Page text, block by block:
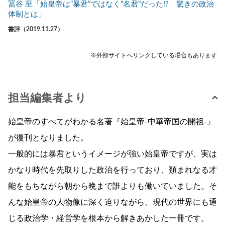
冨谷 至「始皇帝は“暴君”ではなく“名君”だった!? 驚きの政治
体制とは」
書評（2019.11.27）
※外部サイトへリンクしている場合もあります
担当編集者より
始皇帝のすべてがわかる名著『始皇帝-中華帝国の開祖-』
が復刊となりました。
一般的には暴君というイメージが強い始皇帝ですが、実は
かなり時代を先取りした政治を行っており、類まれなる才
能をもちながら朝から晩まで誰よりも働いていました。そ
んな始皇帝の人物像に深く迫りながら、現代の世界にも通
じる政治学・経営学を根本から解きあかした一冊です。